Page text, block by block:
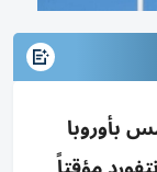
بأوروبا